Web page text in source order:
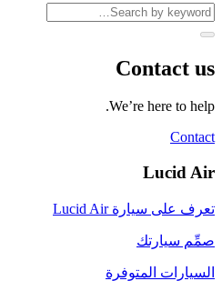
Contact us
We’re here to help.
Contact
Lucid Air
تعرف على سيارة Lucid Air
صمِّم سيارتك
السيارات المتوفرة